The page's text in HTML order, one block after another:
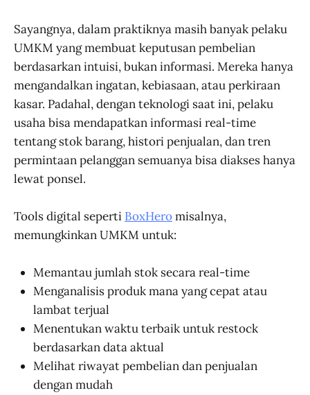
Sayangnya, dalam praktiknya masih banyak pelaku
UMKM yang membuat keputusan pembelian
berdasarkan intuisi, bukan informasi. Mereka hanya
mengandalkan ingatan, kebiasaan, atau perkiraan
kasar. Padahal, dengan teknologi saat ini, pelaku
usaha bisa mendapatkan informasi real-time
tentang stok barang, histori penjualan, dan tren
permintaan pelanggan semuanya bisa diakses hanya
lewat ponsel.
Tools digital seperti BoxHeromisalnya,
memungkinkan UMKM untuk:
Memantau jumlah stok secara real-time
Menganalisis produk mana yang cepat atau
lambat terjual
Menentukan waktu terbaik untuk restock
berdasarkan data aktual
Melihat riwayat pembelian dan penjualan
dengan mudah